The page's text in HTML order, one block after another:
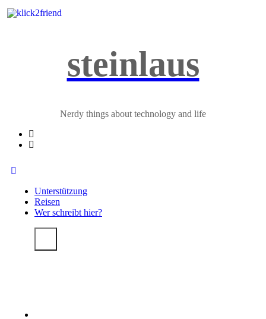
Zum
steinlaus
Nerdy things about technology and life
Unterstützung
Reisen
Wer schreibt hier?